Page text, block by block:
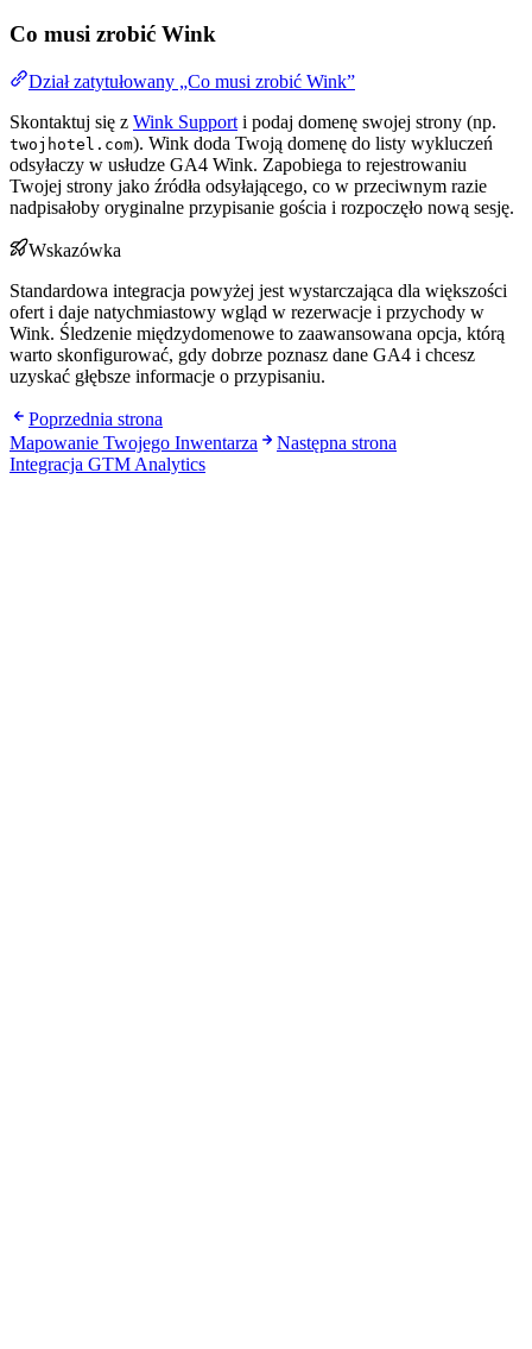
Co musi zrobić Wink
Dział zatytułowany „Co musi zrobić Wink”
Skontaktuj się z Wink Support i podaj domenę swojej strony (np.
twojhotel.com). Wink doda Twoją domenę do listy wykluczeń
odsyłaczy w usłudze GA4 Wink. Zapobiega to rejestrowaniu
Twojej strony jako źródła odsyłającego, co w przeciwnym razie
nadpisałoby oryginalne przypisanie gościa i rozpoczęło nową sesję.
Wskazówka
Standardowa integracja powyżej jest wystarczająca dla większości
ofert i daje natychmiastowy wgląd w rezerwacje i przychody w
Wink. Śledzenie międzydomenowe to zaawansowana opcja, którą
warto skonfigurować, gdy dobrze poznasz dane GA4 i chcesz
uzyskać głębsze informacje o przypisaniu.
Poprzednia strona
Mapowanie Twojego Inwentarza
Następna strona
Integracja GTM Analytics